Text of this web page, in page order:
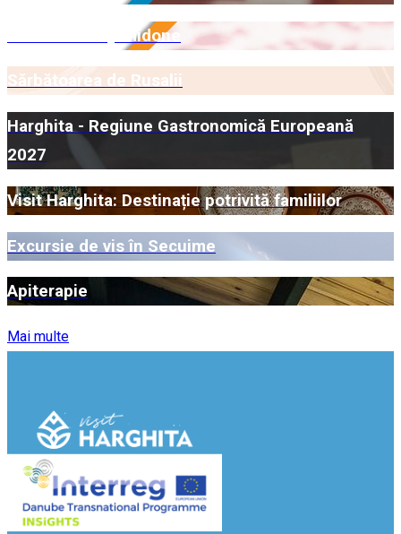
Certificare Myrmidone
Sărbătoarea de Rusalii
Harghita - Regiune Gastronomică Europeană
2027
Visit Harghita: Destinație potrivită familiilor
Excursie de vis în Secuime
Apiterapie
Mai multe